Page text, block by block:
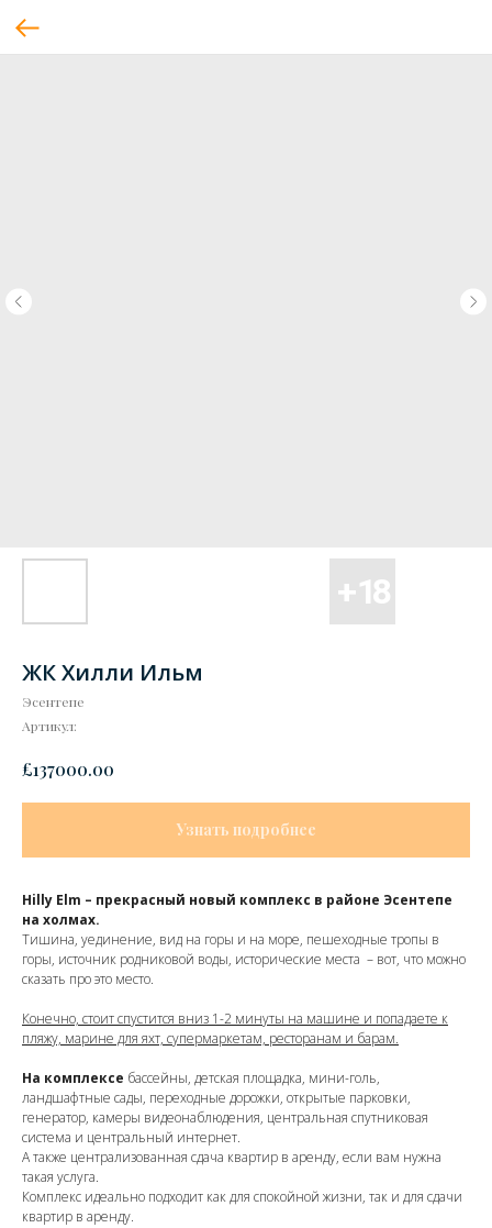
ЖК Хилли Ильм
Эсентепе
Артикул:
£137000.00
Узнать подробнее
Hilly Elm – прекрасный новый комплекс в районе Эсентепе
на холмах.
Тишина, уединение, вид на горы и на море, пешеходные тропы в
горы, источник родниковой воды, исторические места – вот, что можно
сказать про это место.
Конечно, стоит спустится вниз 1-2 минуты на машине и попадаете к
пляжу, марине для яхт, супермаркетам, ресторанам и барам.
На комплексе бассейны, детская площадка, мини-голь,
ландшафтные сады, переходные дорожки, открытые парковки,
генератор, камеры видеонаблюдения, центральная спутниковая
система и центральный интернет.
А также централизованная сдача квартир в аренду, если вам нужна
такая услуга.
Комплекс идеально подходит как для спокойной жизни, так и для сдачи
квартир в аренду.